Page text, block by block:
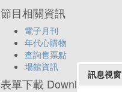
節目相關資訊
電子月刊
年代心購物
查詢售票點
場館資訊
表單下載 Download
訊息視窗